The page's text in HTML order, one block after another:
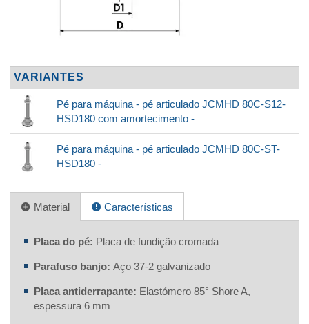
VARIANTES
Pé para máquina - pé articulado JCMHD 80C-S12-
HSD180 com amortecimento -
Pé para máquina - pé articulado JCMHD 80C-ST-
HSD180 -
Material Características
Placa do pé: Placa de fundição cromada
Parafuso banjo: Aço 37-2 galvanizado
Placa antiderrapante: Elastómero 85° Shore A,
espessura 6 mm